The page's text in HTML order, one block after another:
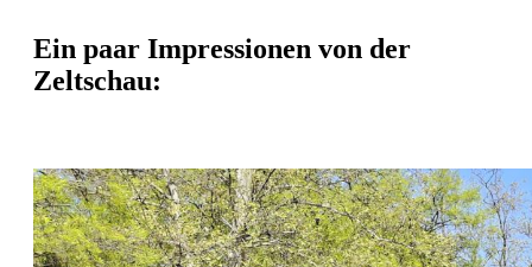
Ein paar Impressionen von der
Zeltschau: